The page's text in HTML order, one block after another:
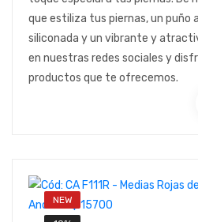
que estiliza tus piernas, un puño
siliconada y un vibrante y
en nuestras redes sociales y
productos que te ofrecemos.
NEW